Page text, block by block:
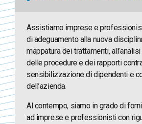
Assistiamo imprese e
di adeguamento alla nuova
mappatura dei trattamenti,
delle procedure e dei rapporti
sensibilizzazione di dipendenti e
dell’azienda.
Al contempo, siamo in grado di
ad imprese e professionisti con